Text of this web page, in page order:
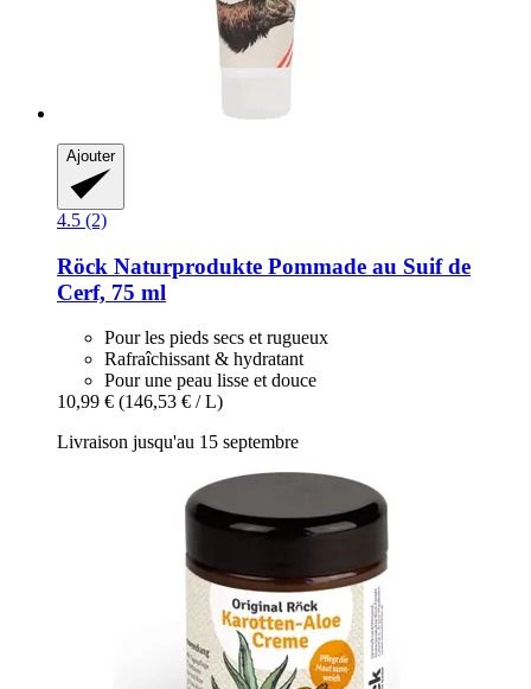
Ajouter
4.5 (2)
Röck Naturprodukte Pommade au Suif de
Cerf, 75 ml
Pour les pieds secs et rugueux
Rafraîchissant & hydratant
Pour une peau lisse et douce
10,99 € (146,53 € / L)
Livraison jusqu'au 15 septembre